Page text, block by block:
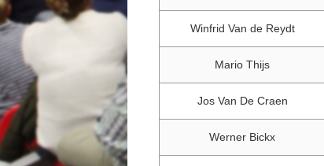
Winfrid Van de Reydt
Mario Thijs
Jos Van De Craen
Werner Bickx